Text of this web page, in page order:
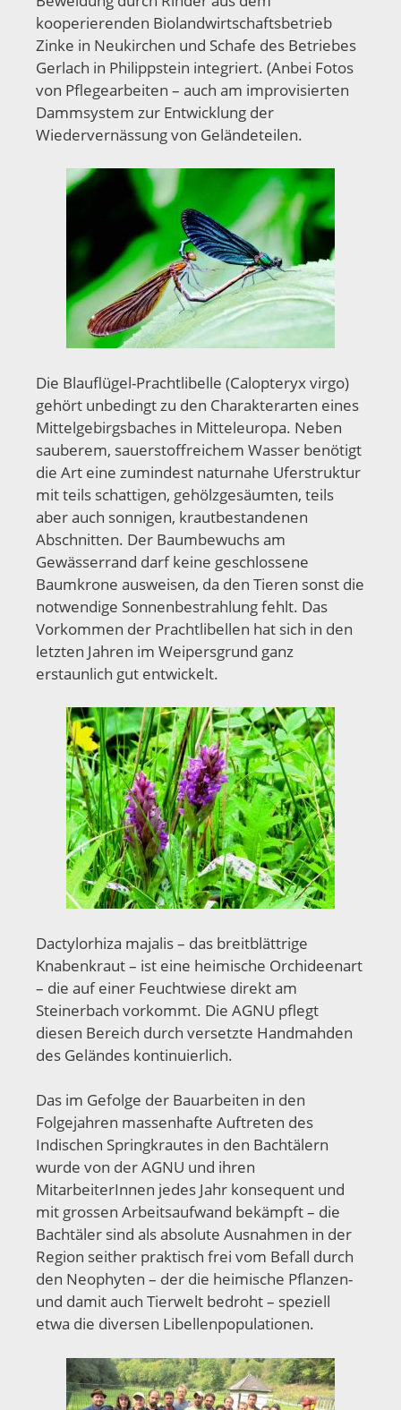
kooperierenden Biolandwirtschaftsbetrieb
Zinke in Neukirchen und Schafe des Betriebes
Gerlach in Philippstein integriert. (Anbei Fotos
von Pflegearbeiten – auch am improvisierten
Dammsystem zur Entwicklung der
Wiedervernässung von Geländeteilen.
Die Blauflügel-Prachtlibelle (Calopteryx virgo)
gehört unbedingt zu den Charakterarten eines
Mittelgebirgsbaches in Mitteleuropa. Neben
sauberem, sauerstoffreichem Wasser benötigt
die Art eine zumindest naturnahe Uferstruktur
mit teils schattigen, gehölzgesäumten, teils
aber auch sonnigen, krautbestandenen
Abschnitten. Der Baumbewuchs am
Gewässerrand darf keine geschlossene
Baumkrone ausweisen, da den Tieren sonst die
notwendige Sonnenbestrahlung fehlt. Das
Vorkommen der Prachtlibellen hat sich in den
letzten Jahren im Weipersgrund ganz
erstaunlich gut entwickelt.
Dactylorhiza majalis – das breitblättrige
Knabenkraut – ist eine heimische Orchideenart
– die auf einer Feuchtwiese direkt am
Steinerbach vorkommt. Die AGNU pflegt
diesen Bereich durch versetzte Handmahden
des Geländes kontinuierlich.
Das im Gefolge der Bauarbeiten in den
Folgejahren massenhafte Auftreten des
Indischen Springkrautes in den Bachtälern
wurde von der AGNU und ihren
MitarbeiterInnen jedes Jahr konsequent und
mit grossen Arbeitsaufwand bekämpft – die
Bachtäler sind als absolute Ausnahmen in der
Region seither praktisch frei vom Befall durch
den Neophyten – der die heimische Pflanzen-
und damit auch Tierwelt bedroht – speziell
etwa die diversen Libellenpopulationen.